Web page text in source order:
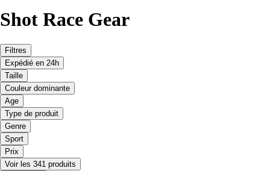
Shot Race Gear
Filtres
Expédié en 24h
Taille
Couleur dominante
Age
Type de produit
Genre
Sport
Prix
Voir les 341 produits